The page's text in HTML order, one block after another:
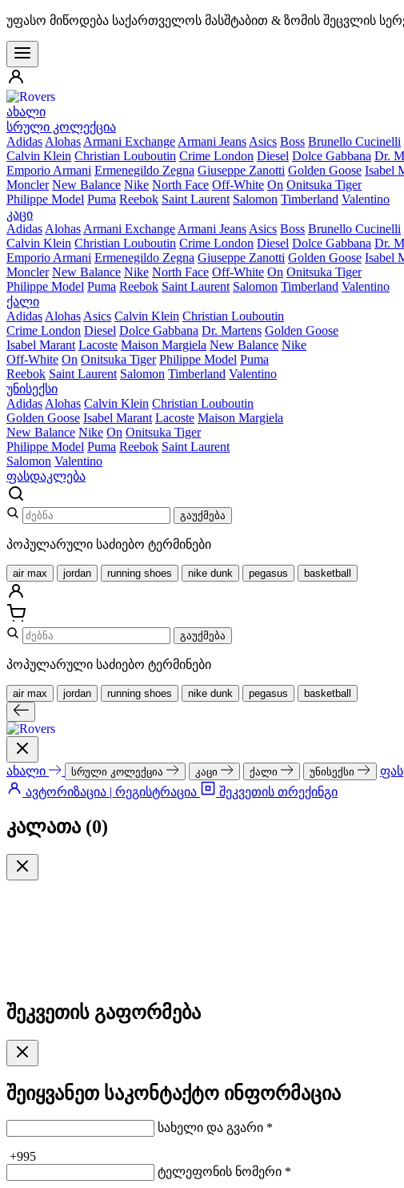
უფასო მიწოდება საქართველოს მასშტაბით & ზომის შეცვლის
ახალი
სრული კოლექცია
Adidas Alohas Armani Exchange Armani Jeans Asics Boss Brunello Cucinelli
Calvin Klein Christian Louboutin Crime London Diesel Dolce Gabbana Dr.
Emporio Armani Ermenegildo Zegna Giuseppe Zanotti Golden Goose Isabel
Moncler New Balance Nike North Face Off-White On Onitsuka Tiger
Philippe Model Puma Reebok Saint Laurent Salomon Timberland Valentino
კაცი
Adidas Alohas Armani Exchange Armani Jeans Asics Boss Brunello Cucinelli
Calvin Klein Christian Louboutin Crime London Diesel Dolce Gabbana Dr.
Emporio Armani Ermenegildo Zegna Giuseppe Zanotti Golden Goose Isabel
Moncler New Balance Nike North Face Off-White On Onitsuka Tiger
Philippe Model Puma Reebok Saint Laurent Salomon Timberland Valentino
ქალი
Adidas Alohas Asics Calvin Klein Christian Louboutin
Crime London Diesel Dolce Gabbana Dr. Martens Golden Goose
Isabel Marant Lacoste Maison Margiela New Balance Nike
Off-White On Onitsuka Tiger Philippe Model Puma
Reebok Saint Laurent Salomon Timberland Valentino
უნისექსი
Adidas Alohas Calvin Klein Christian Louboutin
Golden Goose Isabel Marant Lacoste Maison Margiela
New Balance Nike On Onitsuka Tiger
Philippe Model Puma Reebok Saint Laurent
Salomon Valentino
ფასდაკლება
გაუქმება
პოპულარული საძიებო ტერმინები
air max jordan running shoes nike dunk pegasus basketball
გაუქმება
პოპულარული საძიებო ტერმინები
air max jordan running shoes nike dunk pegasus basketball
ახალი სრული კოლექცია კაცი ქალი უნისექსი
ავტორიზაცია | რეგისტრაცია
შეკვეთის თრექინგი
კალათა (0)
შეკვეთის გაფორმება
შეიყვანეთ საკონტაქტო ინფორმაცია
სახელი და გვარი *
+995
ტელეფონის ნომერი *